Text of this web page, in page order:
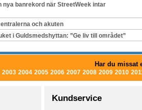
nya banrekord när StreetWeek intar
och akuten
i Guldsmedshyttan: ”Ge liv till området”
Har du missat
2003 2004 2005 2006 2007 2008 2009 2010
Kundservice